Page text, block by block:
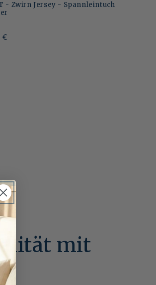
- Zwirn Jersey - Spannleintuch
€
mit